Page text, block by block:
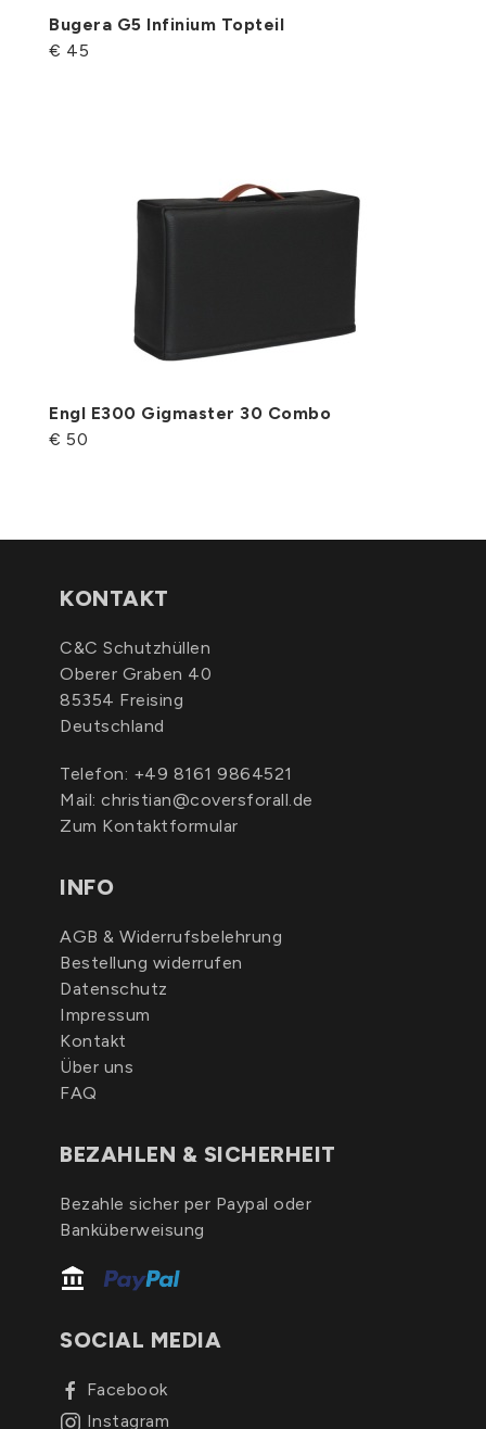
Bugera G5 Infinium Topteil
€ 45
Engl E300 Gigmaster 30 Combo
€ 50
KONTAKT
C&C Schutzhüllen
Oberer Graben 40
85354 Freising
Deutschland
Telefon: +49 8161 9864521
Mail: christian@coversforall.de
Zum Kontaktformular
INFO
AGB & Widerrufsbelehrung
Bestellung widerrufen
Datenschutz
Impressum
Kontakt
Über uns
FAQ
BEZAHLEN & SICHERHEIT
Bezahle sicher per Paypal oder
Banküberweisung
SOCIAL MEDIA
Facebook
Instagram